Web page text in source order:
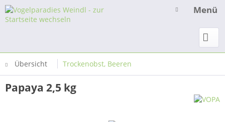
Menü
Übersicht Trockenobst, Beeren
Papaya 2,5 kg